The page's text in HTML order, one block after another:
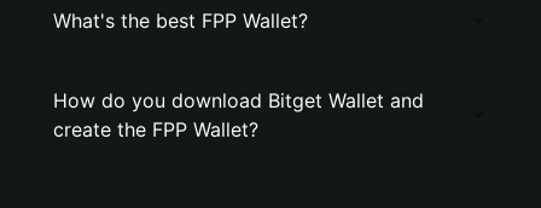
What's the best FPP Wallet?
How do you download Bitget Wallet and
create the FPP Wallet?